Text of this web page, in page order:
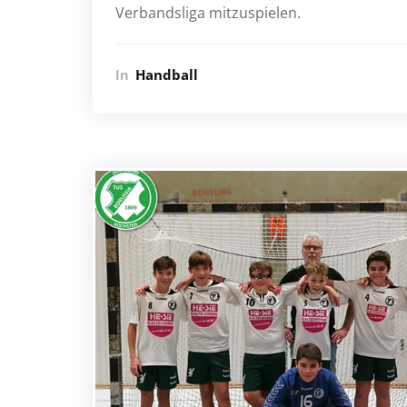
Verbandsliga mitzuspielen.
In Handball